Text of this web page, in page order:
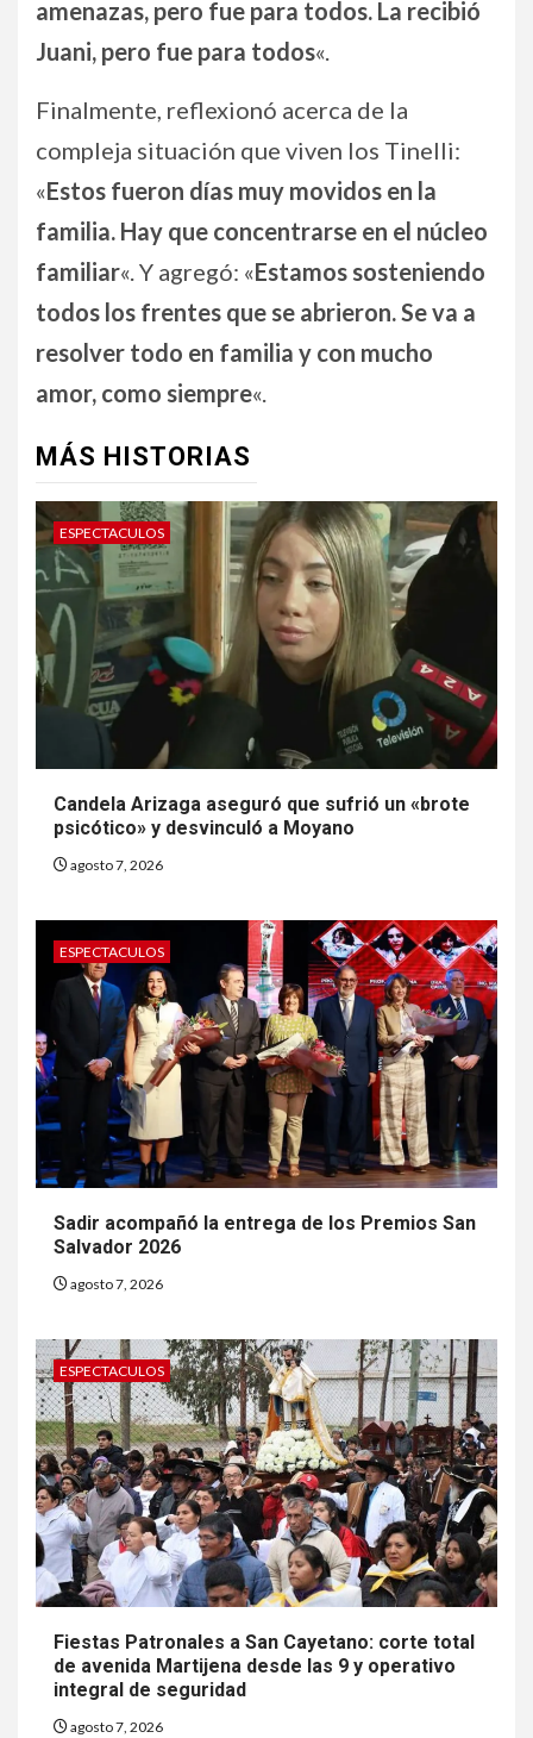
amenazas, pero fue para todos. La recibió
Juani, pero fue para todos«.
Finalmente, reflexionó acerca de la
compleja situación que viven los Tinelli:
«Estos fueron días muy movidos en la
familia. Hay que concentrarse en el núcleo
familiar«. Y agregó: «Estamos sosteniendo
todos los frentes que se abrieron. Se va a
resolver todo en familia y con mucho
amor, como siempre«.
MÁS HISTORIAS
ESPECTACULOS
Candela Arizaga aseguró que sufrió un «brote
psicótico» y desvinculó a Moyano
agosto 7, 2026
ESPECTACULOS
Sadir acompañó la entrega de los Premios San
Salvador 2026
agosto 7, 2026
ESPECTACULOS
Fiestas Patronales a San Cayetano: corte total
de avenida Martijena desde las 9 y operativo
integral de seguridad
agosto 7, 2026